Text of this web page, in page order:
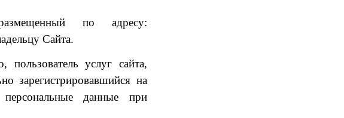
по адресу:
Сайта.
услуг сайта,
зарегистрировавшийся на
данные при